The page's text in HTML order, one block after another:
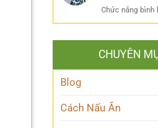
Chức năng bình
CHUYÊN
Blog
Cách Nấu Ăn